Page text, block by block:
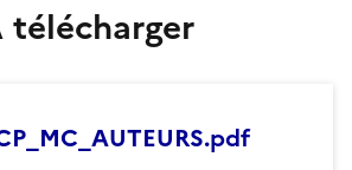
télécharger